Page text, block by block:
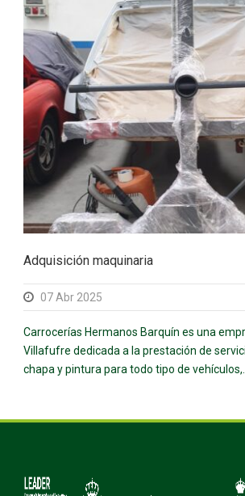
Adquisición maquinaria
07 Abr 2025
Carrocerías Hermanos Barquín es una
Villafufre dedicada a la prestación de
chapa y pintura para todo tipo de vehículos,...